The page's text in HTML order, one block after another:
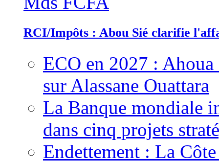
RCI/Impôts : Abou Sié clarifie
ECO en 2027 :
sur Alassane Ouattara
La Banque mondiale
dans cinq projets
Endettement : La